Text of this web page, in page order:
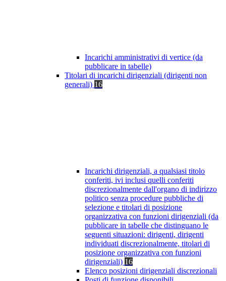
Incarichi amministrativi di vertice (da
pubblicare in tabelle)
Titolari di incarichi dirigenziali (dirigenti non
generali) 16
Incarichi dirigenziali, a qualsiasi titolo
conferiti, ivi inclusi quelli conferiti
discrezionalmente dall'organo di indirizzo
politico senza procedure pubbliche di
selezione e titolari di posizione
organizzativa con funzioni dirigenziali (da
pubblicare in tabelle che distinguano le
seguenti situazioni: dirigenti, dirigenti
individuati discrezionalmente, titolari di
posizione organizzativa con funzioni
dirigenziali) 16
Elenco posizioni dirigenziali discrezionali